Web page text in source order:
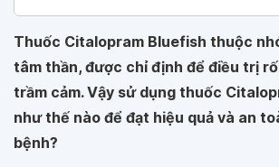
Thuốc Citalopram Bluefish thuộc
tâm thần, được chỉ định để điều trị
trầm cảm. Vậy sử dụng thuốc
như thế nào để đạt hiệu quả và an
bệnh?